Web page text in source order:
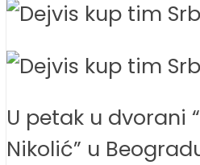
U petak u dvorani
Nikolić” u